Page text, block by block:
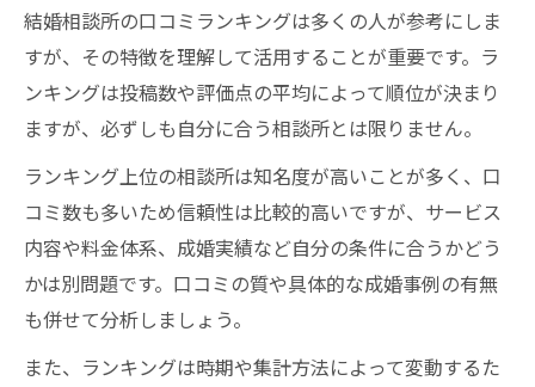
結婚相談所の口コミランキングは多くの人が参考にしま
すが、その特徴を理解して活用することが重要です。ラ
ンキングは投稿数や評価点の平均によって順位が決まり
ますが、必ずしも自分に合う相談所とは限りません。
ランキング上位の相談所は知名度が高いことが多く、口
コミ数も多いため信頼性は比較的高いですが、サービス
内容や料金体系、成婚実績など自分の条件に合うかどう
かは別問題です。口コミの質や具体的な成婚事例の有無
も併せて分析しましょう。
また、ランキングは時期や集計方法によって変動するた